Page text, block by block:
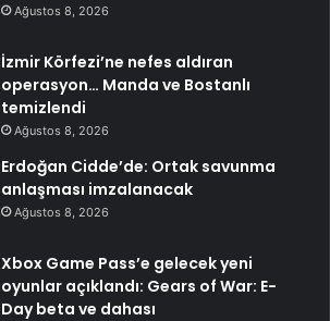
Ağustos 8, 2026
İzmir Körfezi’ne nefes aldıran
operasyon… Manda ve Bostanlı
temizlendi
Ağustos 8, 2026
Erdoğan Cidde’de: Ortak savunma
anlaşması imzalanacak
Ağustos 8, 2026
Xbox Game Pass’e gelecek yeni
oyunlar açıklandı: Gears of War: E-
Day beta ve dahası